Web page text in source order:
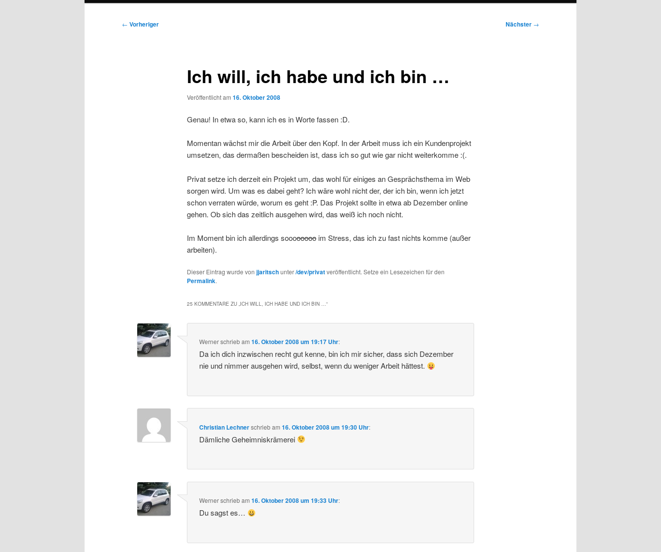
Beitragsnavigation
← Vorheriger Nächster →
Ich will, ich habe und ich bin …
Veröffentlicht am 16. Oktober 2008
Genau! In etwa so, kann ich es in Worte fassen :D.
Momentan wächst mir die Arbeit über den Kopf. In der Arbeit muss ich ein Kundenprojekt
umsetzen, das dermaßen bescheiden ist, dass ich so gut wie gar nicht weiterkomme :(.
Privat setze ich derzeit ein Projekt um, das wohl für einiges an Gesprächsthema im Web
sorgen wird. Um was es dabei geht? Ich wäre wohl nicht der, der ich bin, wenn ich jetzt
schon verraten würde, worum es geht :P. Das Projekt sollte in etwa ab Dezember online
gehen. Ob sich das zeitlich ausgehen wird, das weiß ich noch nicht.
Im Moment bin ich allerdings sooooooooim Stress, das ich zu fast nichts komme (außer
arbeiten).
Dieser Eintrag wurde von jjaritschunter/dev/privatveröffentlicht. Setze ein Lesezeichen für den
Permalink.
25 KOMMENTARE ZU „ ICH WILL, ICH HABE UND ICH BIN … “
Wernerschriebam16. Oktober 2008 um 19:17 Uhr:
Da ich dich inzwischen recht gut kenne, bin ich mir sicher, dass sich Dezember
nie und nimmer ausgehen wird, selbst, wenn du weniger Arbeit hättest.
Christian Lechnerschriebam16. Oktober 2008 um 19:30 Uhr:
Dämliche Geheimniskrämerei
Wernerschriebam16. Oktober 2008 um 19:33 Uhr:
Du sagst es…